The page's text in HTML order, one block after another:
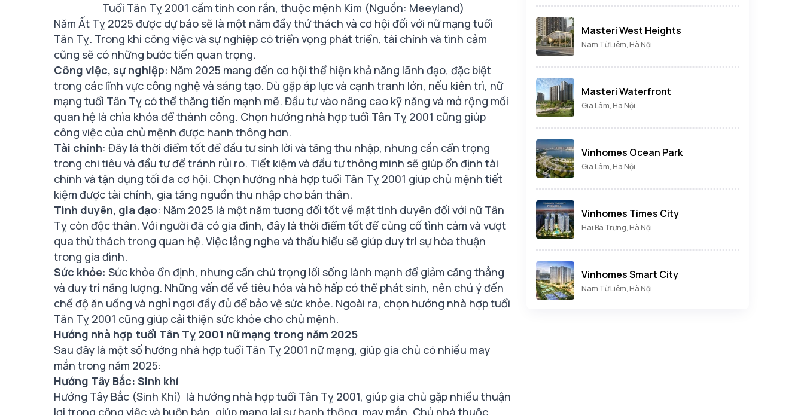
Tuổi Tân Tỵ 2001 cầm tinh con rắn, thuộc mệnh Kim (Nguồn: Meeyland)
Năm Ất Tỵ 2025 được dự báo sẽ là một năm đầy thử thách và cơ hội đối với nữ mạng tuổi
Tân Tỵ. Trong khi công việc và sự nghiệp có triển vọng phát triển, tài chính và tình cảm
cũng sẽ có những bước tiến quan trọng.
Công việc, sự nghiệp: Năm 2025 mang đến cơ hội thể hiện khả năng lãnh đạo, đặc biệt
trong các lĩnh vực công nghệ và sáng tạo. Dù gặp áp lực và cạnh tranh lớn, nếu kiên trì, nữ
mạng tuổi Tân Tỵ có thể thăng tiến mạnh mẽ. Đầu tư vào nâng cao kỹ năng và mở rộng mối
quan hệ là chìa khóa để thành công. Chọn hướng nhà hợp tuổi Tân Tỵ 2001 cũng giúp
công việc của chủ mệnh được hanh thông hơn.
Tài chính: Đây là thời điểm tốt để đầu tư sinh lời và tăng thu nhập, nhưng cần cẩn trọng
trong chi tiêu và đầu tư để tránh rủi ro. Tiết kiệm và đầu tư thông minh sẽ giúp ổn định tài
chính và tận dụng tối đa cơ hội. Chọn hướng nhà hợp tuổi Tân Tỵ 2001 giúp chủ mệnh tiết
kiệm được tài chính, gia tăng nguồn thu nhập cho bản thân.
Tình duyên, gia đạo: Năm 2025 là một năm tương đối tốt về mặt tình duyên đối với nữ Tân
Tỵ còn độc thân. Với người đã có gia đình, đây là thời điểm tốt để củng cố tình cảm và vượt
qua thử thách trong quan hệ. Việc lắng nghe và thấu hiểu sẽ giúp duy trì sự hòa thuận
trong gia đình.
Sức khỏe: Sức khỏe ổn định, nhưng cần chú trọng lối sống lành mạnh để giảm căng thẳng
và duy trì năng lượng. Những vấn đề về tiêu hóa và hô hấp có thể phát sinh, nên chú ý đến
chế độ ăn uống và nghỉ ngơi đầy đủ để bảo vệ sức khỏe. Ngoài ra, chọn hướng nhà hợp tuổi
Tân Tỵ 2001 cũng giúp cải thiện sức khỏe cho chủ mệnh.
Hướng nhà hợp tuổi Tân Tỵ 2001 nữ mạng trong năm 2025
Sau đây là một số hướng nhà hợp tuổi Tân Tỵ 2001 nữ mạng, giúp gia chủ có nhiều may
mắn trong năm 2025:
Hướng Tây Bắc: Sinh khí
Hướng Tây Bắc (Sinh Khí) là hướng nhà hợp tuổi Tân Tỵ 2001, giúp gia chủ gặp nhiều thuận
Masteri West Heights
Nam Từ Liêm, Hà Nội
Masteri Waterfront
Gia Lâm, Hà Nội
Vinhomes Ocean Park
Gia Lâm, Hà Nội
Vinhomes Times City
Hai Bà Trưng, Hà Nội
Vinhomes Smart City
Nam Từ Liêm, Hà Nội